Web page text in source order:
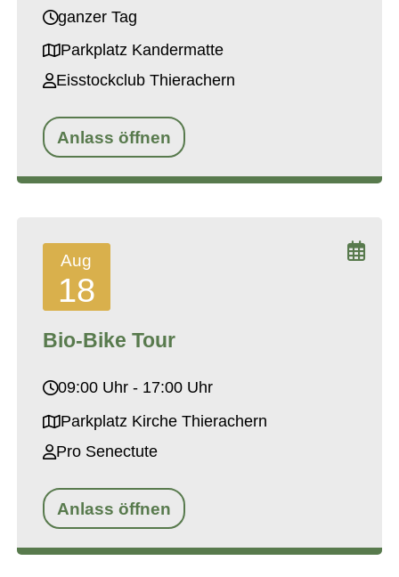
ganzer Tag
Parkplatz Kandermatte
Eisstockclub Thierachern
Anlass öffnen
Aug
18
Bio-Bike Tour
09:00 Uhr - 17:00 Uhr
Parkplatz Kirche Thierachern
Pro Senectute
Anlass öffnen